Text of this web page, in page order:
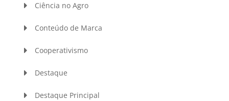
Ciência no Agro
Conteúdo de Marca
Cooperativismo
Destaque
Destaque Principal